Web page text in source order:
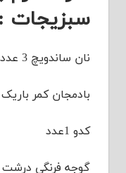
سبزیجات :
نان ساندویچ 3 عدد
بادمجان کمر باریک 1 عدد
کدو 1عدد
گوجه فرنگی درشت 1 عدد